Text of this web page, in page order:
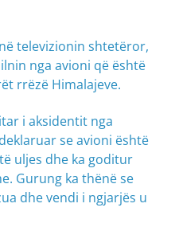
televizionin shtetëror,
nga avioni që është
rrëzë Himalajeve.
i aksidentit nga
se avioni është
uljes dhe ka goditur
Gurung ka thënë se
dhe vendi i ngjarjës u